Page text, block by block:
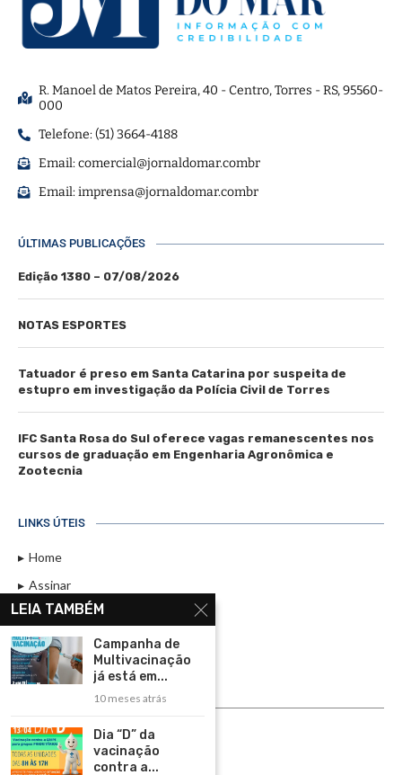
R. Manoel de Matos Pereira, 40 - Centro, Torres - RS, 95560-
000
Telefone: (51) 3664-4188
Email:comercial@jornaldomar.combr
Email:imprensa@jornaldomar.combr
ÚLTIMAS PUBLICAÇÕES
Edição 1380 – 07/08/2026
NOTAS ESPORTES
Tatuador é preso em Santa Catarina por suspeita de
estupro em investigação da Polícia Civil de Torres
IFC Santa Rosa do Sul oferece vagas remanescentes nos
cursos de graduação em Engenharia Agronômica e
Zootecnia
LINKS ÚTEIS
Home
Assinar
Contato
Política de Privacidade
Rádio Maristela - Ao Vivo
ASSINE
LEIA TAMBÉM
Campanha de
Multivacinação
já está em...
10 meses atrás
Dia “D” da
vacinação
contra a...